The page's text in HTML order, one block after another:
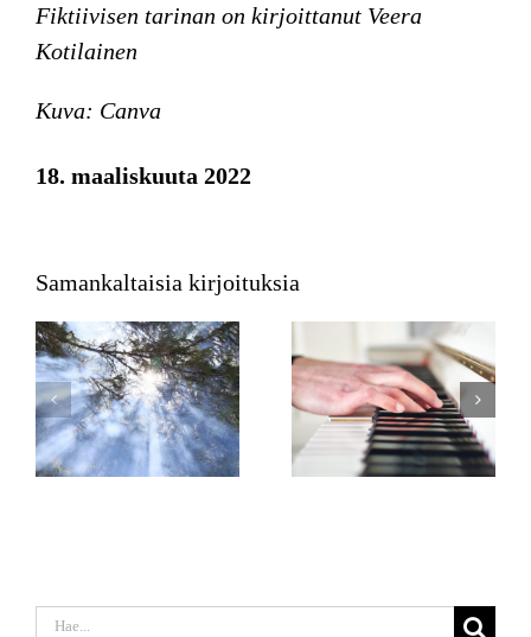
Fiktiivisen tarinan on kirjoittanut Veera
Kotilainen
Kuva: Canva
18. maaliskuuta 2022
Samankaltaisia kirjoituksia
Etsi